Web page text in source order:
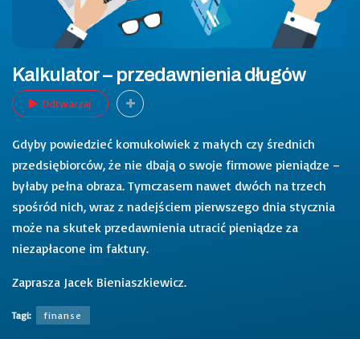
Kalkulator – przedawnienia długów
Odtwarzaj
Gdyby powiedzieć komukolwiek z małych czy średnich
przedsiębiorców, że nie dbają o swoje firmowe pieniądze –
byłaby pełna obraza. Tymczasem nawet dwóch na trzech
spośród nich, wraz z nadejściem pierwszego dnia stycznia
może na skutek przedawnienia utracić pieniądze za
niezapłacone im faktury.
Zaprasza Jacek Bieniaszkiewicz.
Tagi: finanse